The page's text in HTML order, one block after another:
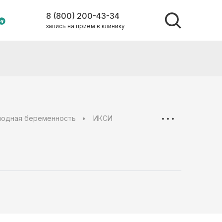
8 (800) 200-43-34
запись на прием в клинику
беременность ИКСИ